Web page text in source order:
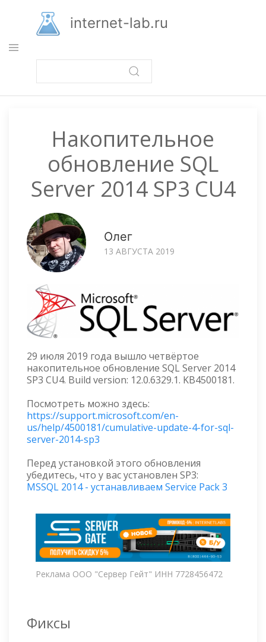
основному
содержанию
internet-lab.ru
Накопительное
обновление SQL
Server 2014 SP3 CU4
Олег
13 АВГУСТА 2019
29 июля 2019 года вышло четвёртое
накопительное обновление SQL Server 2014
SP3 CU4. Build version: 12.0.6329.1. KB4500181.
Посмотреть можно здесь:
https://support.microsoft.com/en-
us/help/4500181/cumulative-update-4-for-sql-
server-2014-sp3
Перед установкой этого обновления
убедитесь, что у вас установлен SP3:
MSSQL 2014 - устанавливаем Service Pack 3
Реклама ООО "Сервер Гейт" ИНН 7728456472
Фиксы